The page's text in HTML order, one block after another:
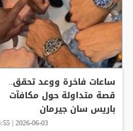
ساعات فاخرة ووعد تحقق..
قصة متداولة حول مكافآت
باريس سان جيرمان
2026-06-03 | 03:55 م